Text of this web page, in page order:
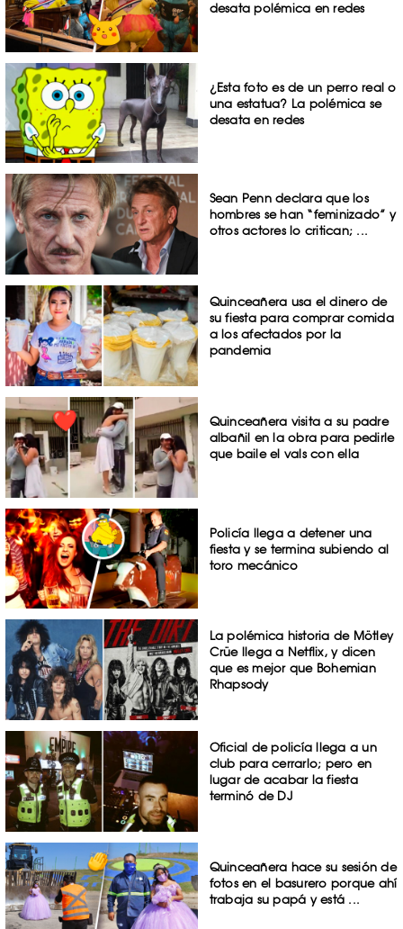
desata polémica en redes
¿Esta foto es de un perro real o
una estatua? La polémica se
desata en redes
Sean Penn declara que los
hombres se han “feminizado” y
otros actores lo critican; ...
Quinceañera usa el dinero de
su fiesta para comprar comida
a los afectados por la
pandemia
Quinceañera visita a su padre
albañil en la obra para pedirle
que baile el vals con ella
Policía llega a detener una
fiesta y se termina subiendo al
toro mecánico
La polémica historia de Mötley
Crüe llega a Netflix, y dicen
que es mejor que Bohemian
Rhapsody
Oficial de policía llega a un
club para cerrarlo; pero en
lugar de acabar la fiesta
terminó de DJ
Quinceañera hace su sesión de
fotos en el basurero porque ahí
trabaja su papá y está ...